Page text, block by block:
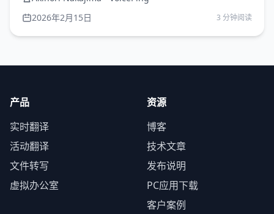
2026年2月15日
3 分钟阅读
产品
实时翻译
活动翻译
文件转写
虚拟办公室
资源
博客
技术文章
发布说明
PC应用下载
客户案例